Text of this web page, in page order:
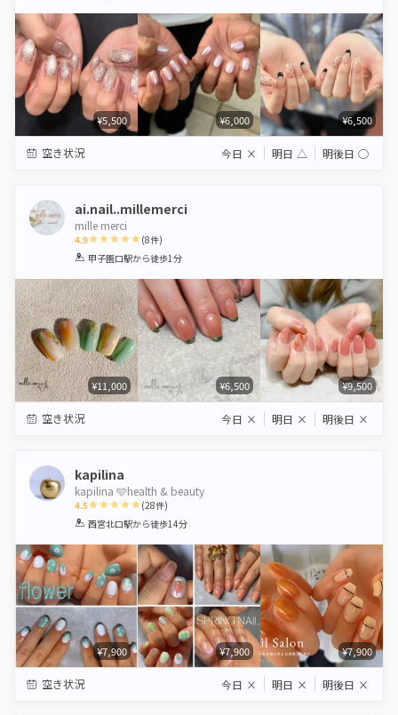
¥5,500 ¥6,000 ¥6,500
空き状況 今日 × 明日 △ 明後日 ◯
ai.nail..millemerci
mille merci
4.9
1 2 3 4 5
(8件)
甲子園口駅から徒歩1分
¥11,000 ¥6,500 ¥9,500
空き状況 今日 × 明日 × 明後日 ×
kapilina
kapilina 🩵health & beauty
4.5
1 2 3 4 5
(28件)
西宮北口駅から徒歩14分
¥7,900 ¥7,900 ¥7,900
空き状況 今日 × 明日 × 明後日 ×